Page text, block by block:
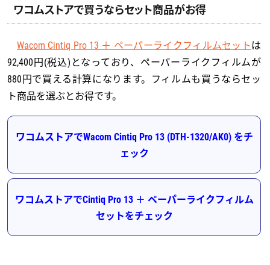
ワコムストアで買うならセット商品がお得
Wacom Cintiq Pro 13 ＋ ペーパーライクフィルムセットは
92,400円(税込)となっており、ペーパーライクフィルムが
880円で買える計算になります。フィルムも買うならセッ
ト商品を選ぶとお得です。
ワコムストアでWacom Cintiq Pro 13 (DTH-1320/AK0) をチ
ェック
ワコムストアでCintiq Pro 13 ＋ ペーパーライクフィルム
セットをチェック